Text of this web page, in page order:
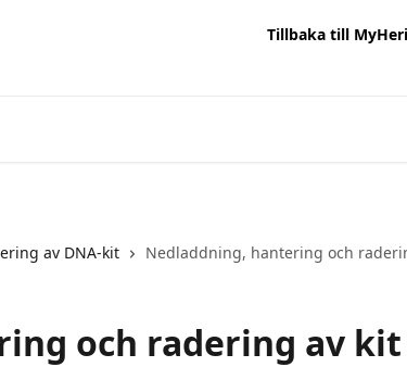
Tillbaka till
av DNA-kit Nedladdning, hantering och
och radering av kit